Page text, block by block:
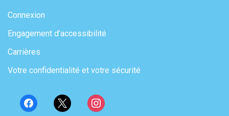
Connexion
Engagement d’accessibilité
Carrières
Votre confidentialité et votre sécurité